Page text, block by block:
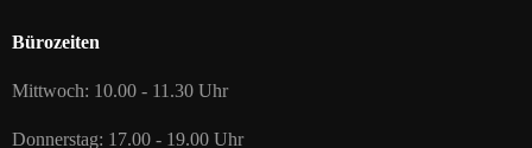
Bürozeiten
Mittwoch: 10.00 - 11.30 Uhr
Donnerstag: 17.00 - 19.00 Uhr